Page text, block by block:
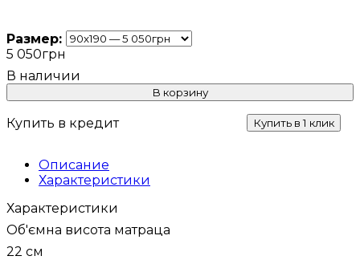
Размер:
5 050грн
В корзину
Купить в кредит Купить в 1 клик
Описание
Характеристики
Характеристики
Об'ємна висота матраца
22 см